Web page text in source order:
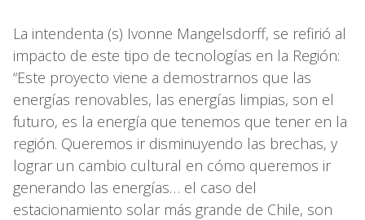
La intendenta (s) Ivonne Mangelsdorff, se refirió al
impacto de este tipo de tecnologías en la Región:
“Este proyecto viene a demostrarnos que las
energías renovables, las energías limpias, son el
futuro, es la energía que tenemos que tener en la
región. Queremos ir disminuyendo las brechas, y
lograr un cambio cultural en cómo queremos ir
generando las energías… el caso del
estacionamiento solar más grande de Chile, son